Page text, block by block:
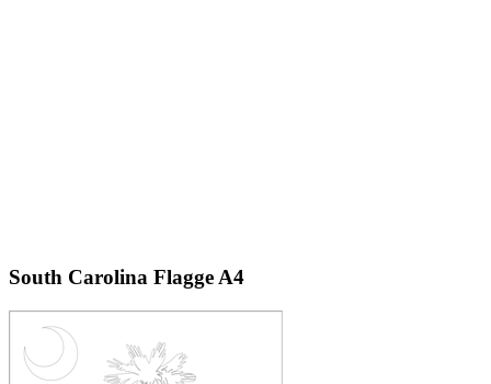
South Carolina Flagge A4